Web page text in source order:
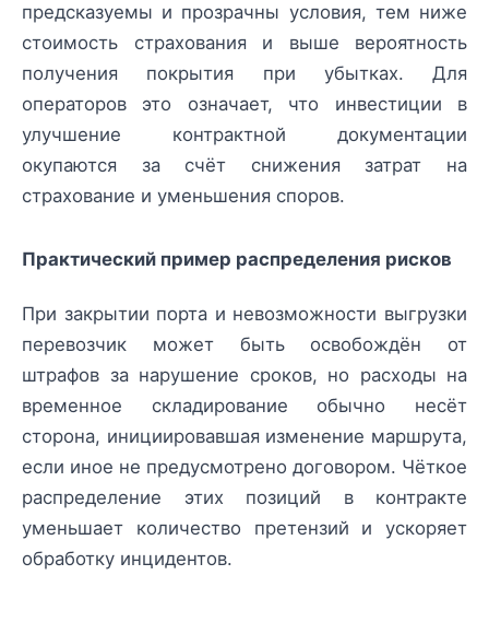
предсказуемы и прозрачны условия, тем ниже
стоимость страхования и выше вероятность
получения покрытия при убытках. Для
операторов это означает, что инвестиции в
улучшение контрактной документации
окупаются за счёт снижения затрат на
страхование и уменьшения споров.
Практический пример распределения рисков
При закрытии порта и невозможности выгрузки
перевозчик может быть освобождён от
штрафов за нарушение сроков, но расходы на
временное складирование обычно несёт
сторона, инициировавшая изменение маршрута,
если иное не предусмотрено договором. Чёткое
распределение этих позиций в контракте
уменьшает количество претензий и ускоряет
обработку инцидентов.